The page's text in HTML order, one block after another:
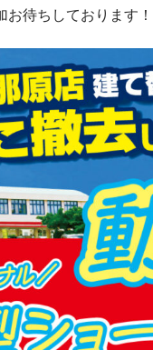
待ちしております！